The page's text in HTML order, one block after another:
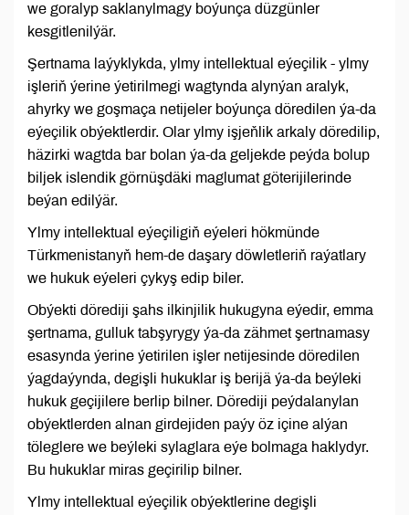
we goralyp saklanylmagy boýunça düzgünler
kesgitlenilýär.
Şertnama laýyklykda, ylmy intellektual eýeçilik - ylmy
işleriň ýerine ýetirilmegi wagtynda alynýan aralyk,
ahyrky we goşmaça netijeler boýunça döredilen ýa-da
eýeçilik obýektlerdir. Olar ylmy işjeňlik arkaly döredilip,
häzirki wagtda bar bolan ýa-da geljekde peýda bolup
biljek islendik görnüşdäki maglumat göterijilerinde
beýan edilýär.
Ylmy intellektual eýeçiligiň eýeleri hökmünde
Türkmenistanyň hem-de daşary döwletleriň raýatlary
we hukuk eýeleri çykyş edip biler.
Obýekti dörediji şahs ilkinjilik hukugyna eýedir, emma
şertnama, gulluk tabşyrygy ýa-da zähmet şertnamasy
esasynda ýerine ýetirilen işler netijesinde döredilen
ýagdaýynda, degişli hukuklar iş berijä ýa-da beýleki
hukuk geçijilere berlip bilner. Dörediji peýdalanylan
obýektlerden alnan girdejiden paýy öz içine alýan
töleglere we beýleki sylaglara eýe bolmaga haklydyr.
Bu hukuklar miras geçirilip bilner.
Ylmy intellektual eýeçilik obýektlerine degişli